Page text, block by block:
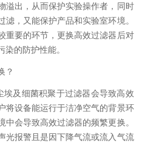
溢出，从而保护实验操作者，同时
，又能保护产品和实验室环境。
重要的环节，更换高效过滤器后对
的防护性能。
？
及细菌积聚于过滤器会导致高效
将设备能运行于洁净空气的背景环
会导致高效过滤器的频繁更换。
光报警且是因下降气流或流入气流